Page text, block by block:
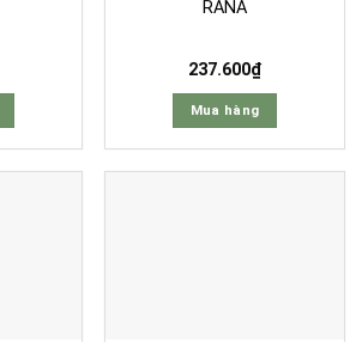
RANA
237.600₫
Mua hàng